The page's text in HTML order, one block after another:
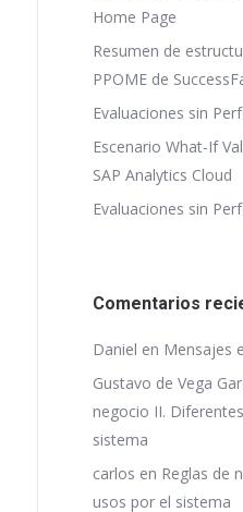
Home Page
Resumen de
PPOME de
Evaluaciones sin
Escenario What-If
SAP Analytics Cloud
Evaluaciones sin
Comentarios
Daniel en Mensajes
Gustavo de Vega
negocio II.
sistema
carlos en Reglas de
usos por el sistema